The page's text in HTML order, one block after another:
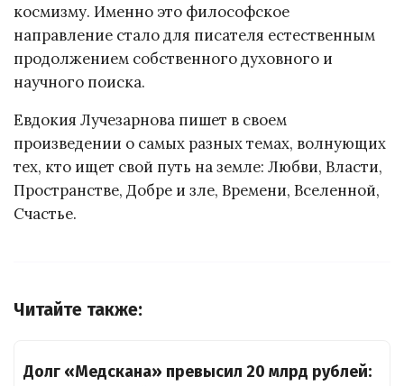
космизму. Именно это философское
направление стало для писателя естественным
продолжением собственного духовного и
научного поиска.
Евдокия Лучезарнова пишет в своем
произведении о самых разных темах, волнующих
тех, кто ищет свой путь на земле: Любви, Власти,
Пространстве, Добре и зле, Времени, Вселенной,
Счастье.
Читайте также:
Долг «Медскана» превысил 20 млрд рублей: